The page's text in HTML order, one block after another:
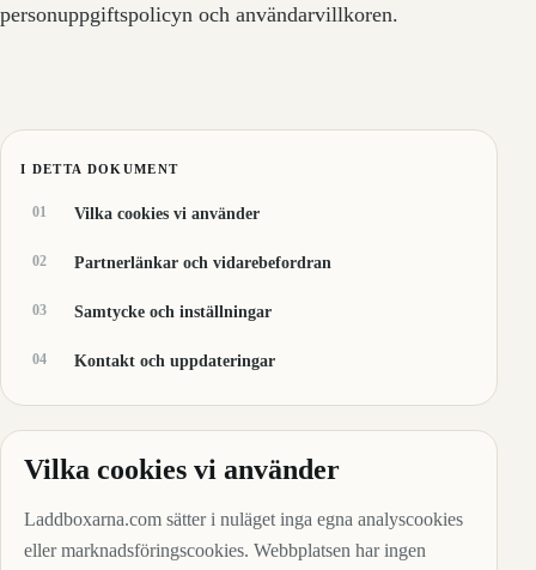
personuppgiftspolicyn och användarvillkoren.
I DETTA DOKUMENT
01 Vilka cookies vi använder
02 Partnerlänkar och vidarebefordran
03 Samtycke och inställningar
04 Kontakt och uppdateringar
Vilka cookies vi använder
Laddboxarna.com sätter i nuläget inga egna analyscookies
eller marknadsföringscookies. Webbplatsen har ingen